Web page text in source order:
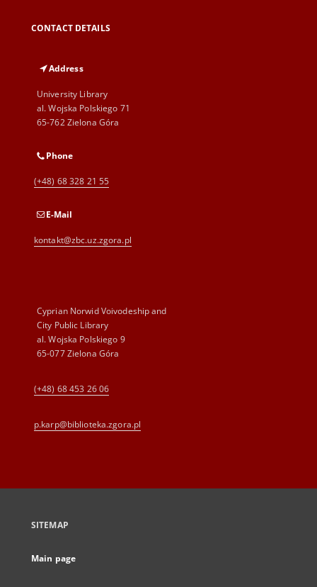
CONTACT DETAILS
Address
University Library
al. Wojska Polskiego 71
65-762 Zielona Góra
Phone
(+48) 68 328 21 55
E-Mail
kontakt@zbc.uz.zgora.pl
Cyprian Norwid Voivodeship and
City Public Library
al. Wojska Polskiego 9
65-077 Zielona Góra
(+48) 68 453 26 06
p.karp@biblioteka.zgora.pl
SITEMAP
Main page